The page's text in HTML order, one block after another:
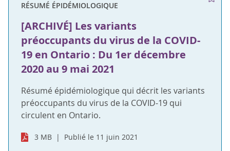
RÉSUMÉ ÉPIDÉMIOLOGIQUE
[ARCHIVÉ] Les variants
préoccupants du virus de la COVID-
19 en Ontario : Du 1er décembre
2020 au 9 mai 2021
Résumé épidémiologique qui décrit les variants
préoccupants du virus de la COVID-19 qui
circulent en Ontario.
3 MB Publié le 11 juin 2021